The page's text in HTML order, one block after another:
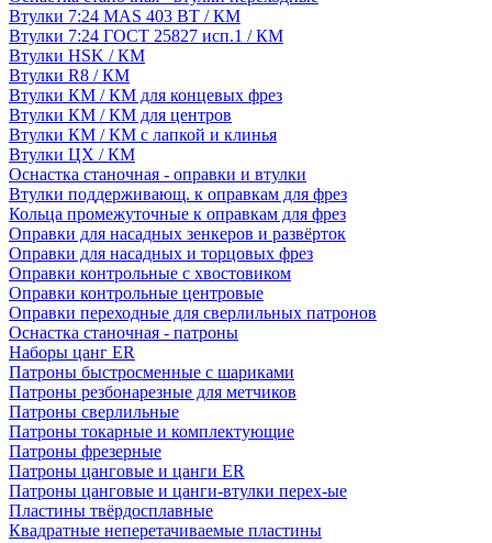
Втулки 7:24 MAS 403 BT / КМ
Втулки 7:24 ГОСТ 25827 исп.1 / КМ
Втулки HSK / КМ
Втулки R8 / КМ
Втулки КМ / КМ для концевых фрез
Втулки КМ / КМ для центров
Втулки КМ / КМ с лапкой и клинья
Втулки ЦХ / КМ
Оснастка станочная - оправки и втулки
Втулки поддерживающ. к оправкам для фрез
Кольца промежуточные к оправкам для фрез
Оправки для насадных зенкеров и развёрток
Оправки для насадных и торцовых фрез
Оправки контрольные с хвостовиком
Оправки контрольные центровые
Оправки переходные для сверлильных патронов
Оснастка станочная - патроны
Наборы цанг ER
Патроны быстросменные с шариками
Патроны резбонарезные для метчиков
Патроны сверлильные
Патроны токарные и комплектующие
Патроны фрезерные
Патроны цанговые и цанги ER
Патроны цанговые и цанги-втулки перех-ые
Пластины твёрдосплавные
Квадратные неперетачиваемые пластины